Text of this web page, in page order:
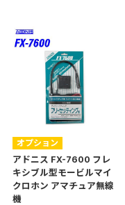
オプション
アドニス FX-7600 フレ
キシブル型モービルマイ
クロホン アマチュア無線
機